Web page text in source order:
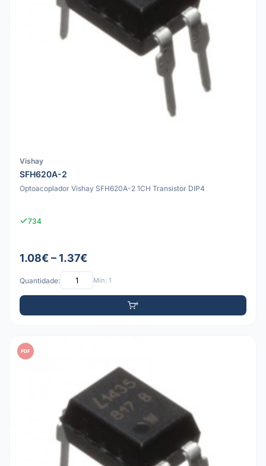
Vishay
SFH620A-2
Optoacoplador Vishay SFH620A-2 1CH Transistor DIP4
734
1.08€ – 1.37€
Quantidade: Mín: 1
PDF